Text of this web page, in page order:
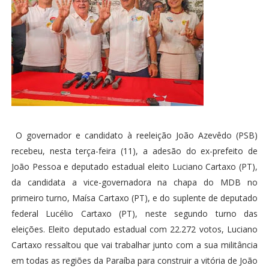
O governador e candidato à reeleição João Azevêdo (PSB)
recebeu, nesta terça-feira (11), a adesão do ex-prefeito de
João Pessoa e deputado estadual eleito Luciano Cartaxo (PT),
da candidata a vice-governadora na chapa do MDB no
primeiro turno, Maísa Cartaxo (PT), e do suplente de deputado
federal Lucélio Cartaxo (PT), neste segundo turno das
eleições. Eleito deputado estadual com 22.272 votos, Luciano
Cartaxo ressaltou que vai trabalhar junto com a sua militância
em todas as regiões da Paraíba para construir a vitória de João